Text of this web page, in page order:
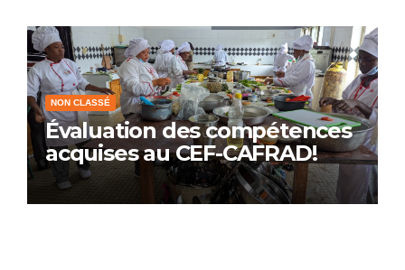
NON CLASSÉ
Évaluation des compétences
acquises au CEF-CAFRAD!